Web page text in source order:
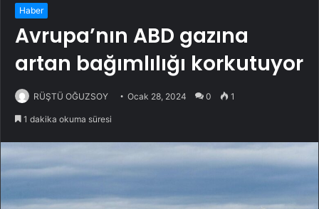
Haber
Avrupa’nın ABD gazına
artan bağımlılığı korkutuyor
RÜŞTÜ OĞUZSOY Ocak 28, 2024 0 1
1 dakika okuma süresi